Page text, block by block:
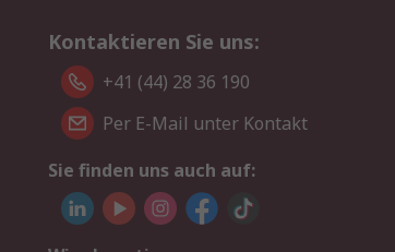
Kontaktieren Sie uns:
+41 (44) 28 36 190
Per E-Mail unter Kontakt
Sie finden uns auch auf: